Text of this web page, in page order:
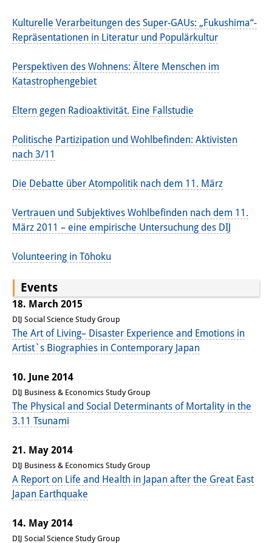
Sonstige Veranstaltungen
Publikationen
Publikationsübersicht
Contemporary Japan
DIJ Monographienreihe
DIJ Working Papers
DIJ Videos
Miscellanea
Bibliothek
Die Bibliothek ist für die
Öffentlichkeit zugänglich.
Information
Katalog
Bandō-Sammlung
Dreisprachiges Glossar der
Demographie
Universitäre Sondersammlungen in
Japan
Kulturelle Verarbeitungen des Super-GAUs: „Fukushima“-
Repräsentationen in Literatur und Populärkultur
Perspektiven des Wohnens: Ältere Menschen im
Katastrophengebiet
Eltern gegen Radioaktivität. Eine Fallstudie
Politische Partizipation und Wohlbefinden: Aktivisten
nach 3/11
Die Debatte über Atompolitik nach dem 11. März
Vertrauen und Subjektives Wohlbefinden nach dem 11.
März 2011 – eine empirische Untersuchung des DIJ
Volunteering in Tōhoku
Events
18. March 2015
DIJ Social Science Study Group
The Art of Living– Disaster Experience and Emotions in
Artist`s Biographies in Contemporary Japan
10. June 2014
DIJ Business & Economics Study Group
The Physical and Social Determinants of Mortality in the
3.11 Tsunami
21. May 2014
DIJ Business & Economics Study Group
A Report on Life and Health in Japan after the Great East
Japan Earthquake
14. May 2014
DIJ Social Science Study Group